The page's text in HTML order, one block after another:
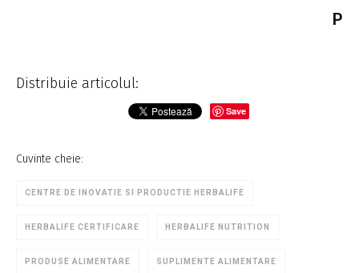
P
Distribuie articolul:
Save
Cuvinte cheie:
CENTRE DE INOVATIE SI PRODUCTIE HERBALIFE
HERBALIFE CERTIFICARE HERBALIFE NUTRITION
PRODUSE ALIMENTARE SUPLIMENTE ALIMENTARE